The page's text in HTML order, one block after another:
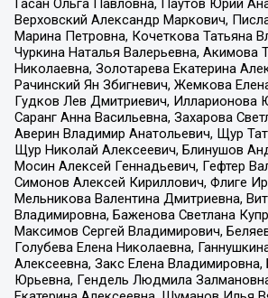
Гасан Ольга Павловна, Паутов Юрий
Верховский Александр Маркович,
Марина Петровна, Кочеткова Татьяна
Чуркина Наталья Валерьевна, Акимова
Николаевна, Золотарева Екатерина
Рачинский Ян Збигневич, Жемкова
Гудков Лев Дмитриевич, Илларионова
Саранг Анна Васильевна, Захарова
Аверин Владимир Анатольевич, Щур
Щур Николай Алексеевич, Блинушов
Мосин Алексей Геннадьевич, Гефтер
Симонов Алексей Кириллович, Флиге
Мельникова Валентина Дмитриевна,
Владимировна, Баженова Светлана
Максимов Сергей Владимирович,
Голубева Елена Николаевна,
Алексеевна, Закс Елена Владимировна,
Юрьевна, Гендель Людмила